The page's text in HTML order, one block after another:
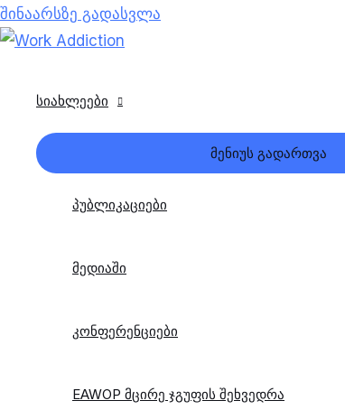
შინაარსზე გადასვლა
სიახლეები
მენიუს გადართვა
პუბლიკაციები
მედიაში
კონფერენციები
EAWOP მცირე ჯგუფის შეხვედრა